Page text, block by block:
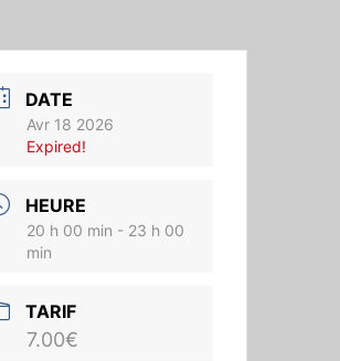
DATE
Avr 18 2026
Expired!
HEURE
20 h 00 min - 23 h 00
min
TARIF
7.00€